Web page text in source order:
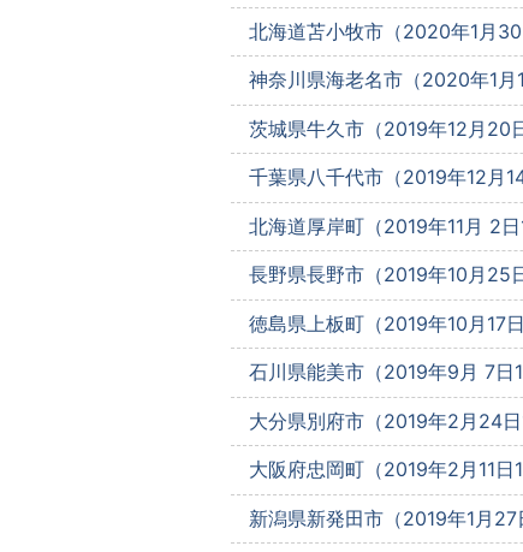
北海道苫小牧市（2020年1月
神奈川県海老名市（2020年1月
茨城県牛久市（2019年12月20
千葉県八千代市（2019年12月
北海道厚岸町（2019年11月 2
長野県長野市（2019年10月25
徳島県上板町（2019年10月17
石川県能美市（2019年9月 7日
大分県別府市（2019年2月24
大阪府忠岡町（2019年2月11日
新潟県新発田市（2019年1月